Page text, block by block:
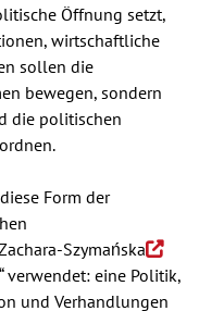
Öffnung setzt,
wirtschaftliche
sollen die
bewegen, sondern
die politischen
Form der
Szymańska
“ verwendet: eine Politik,
und Verhandlungen